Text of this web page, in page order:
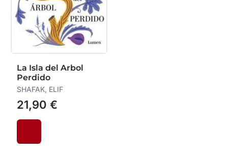
La Isla del Arbol
Perdido
SHAFAK, ELIF
21,90 €